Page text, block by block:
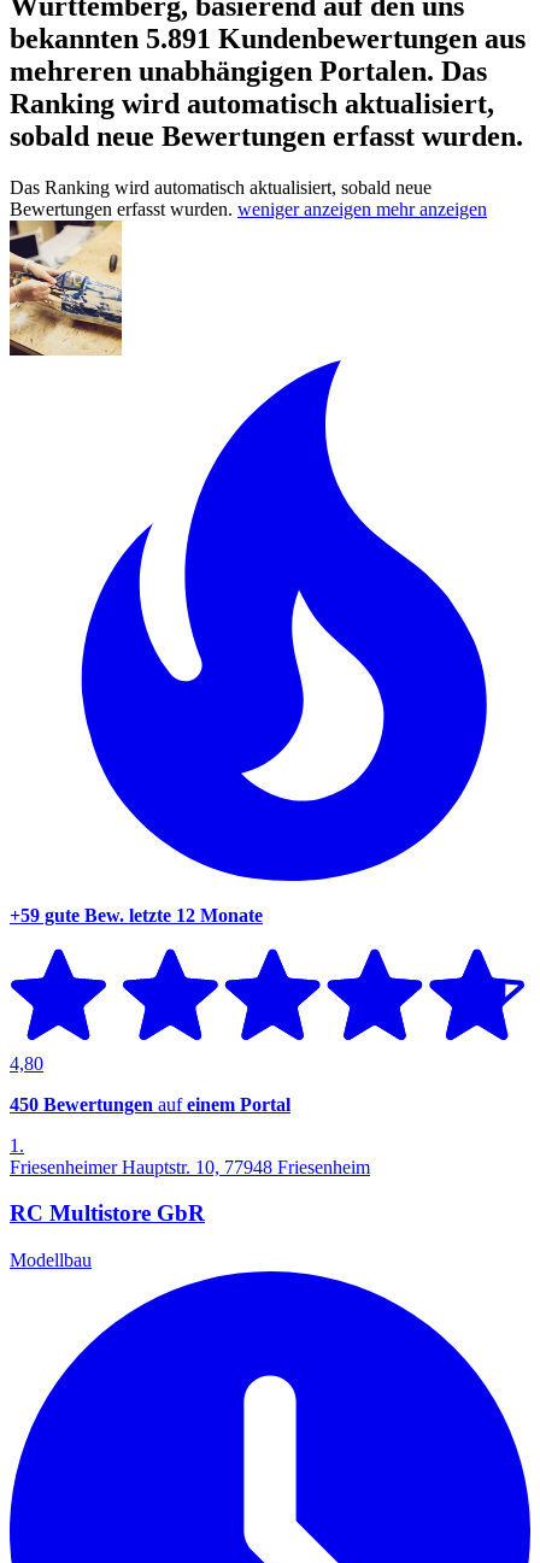
bekannten 5.891 Kundenbewertungen aus
mehreren unabhängigen Portalen. Das
Ranking wird automatisch aktualisiert,
sobald neue Bewertungen erfasst wurden.
Das Ranking wird automatisch aktualisiert, sobald neue
Bewertungen erfasst wurden. weniger anzeigen mehr anzeigen
+59 gute Bew. letzte 12 Monate
4,80
450 Bewertungen aufeinem Portal
1.
Friesenheimer Hauptstr. 10, 77948 Friesenheim
RC Multistore GbR
Modellbau